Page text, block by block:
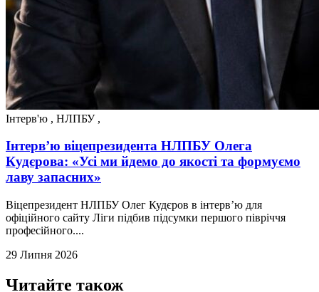
Інтерв'ю , НЛПБУ ,
Інтерв’ю віцепрезидента НЛПБУ Олега
Кудєрова: «Усі ми йдемо до якості та формуємо
лаву запасних»
Віцепрезидент НЛПБУ Олег Кудєров в інтерв’ю для
офіційного сайту Ліги підбив підсумки першого півріччя
професійного....
29 Липня 2026
Читайте також